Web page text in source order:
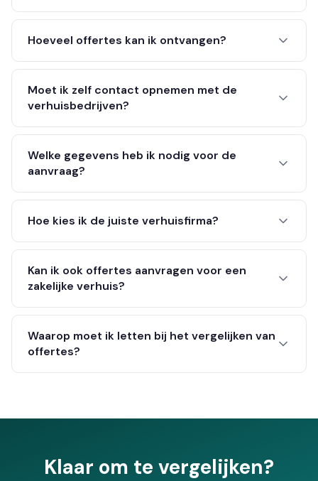
Hoeveel offertes kan ik ontvangen?
Moet ik zelf contact opnemen met de
verhuisbedrijven?
Welke gegevens heb ik nodig voor de
aanvraag?
Hoe kies ik de juiste verhuisfirma?
Kan ik ook offertes aanvragen voor een
zakelijke verhuis?
Waarop moet ik letten bij het vergelijken van
offertes?
Klaar om te vergelijken?